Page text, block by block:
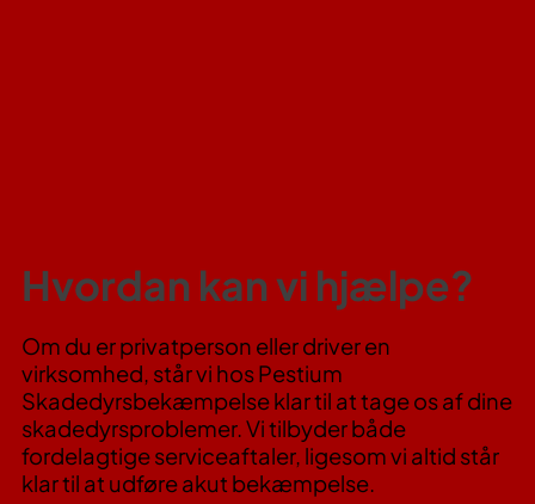
Hvordan kan vi hjælpe?
Om du er privatperson eller driver en
virksomhed, står vi hos Pestium
Skadedyrsbekæmpelse klar til at tage os af dine
skadedyrsproblemer. Vi tilbyder både
fordelagtige serviceaftaler, ligesom vi altid står
klar til at udføre akut bekæmpelse.